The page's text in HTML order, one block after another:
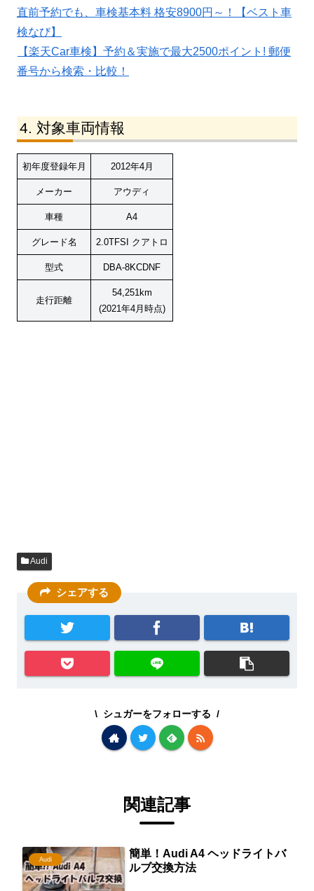
直前予約でも、車検基本料 格安8900円～！【ベスト車
検なび】
【楽天Car車検】予約＆実施で最大2500ポイント! 郵便
番号から検索・比較！
対象車両情報
初年度登録年月 2012年4月
メーカー アウディ
車種 A4
グレード名 2.0TFSI クアトロ
型式 DBA-8KCDNF
走行距離
54,251km
(2021年4月時点)
Audi
シェアする
シュガーをフォローする
関連記事
Audi
簡単！Audi A4 ヘッドライトバ
ルブ交換方法